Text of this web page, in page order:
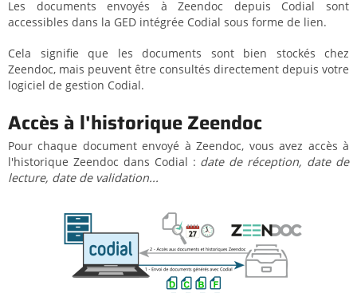
Les documents envoyés à Zeendoc depuis Codial sont
accessibles dans la GED intégrée Codial sous forme de lien.
Cela signifie que les documents sont bien stockés chez
Zeendoc, mais peuvent être consultés directement depuis votre
logiciel de gestion Codial.
Accès à l'historique Zeendoc
Pour chaque document envoyé à Zeendoc, vous avez accès à
l'historique Zeendoc dans Codial : date de réception, date de
lecture, date de validation...